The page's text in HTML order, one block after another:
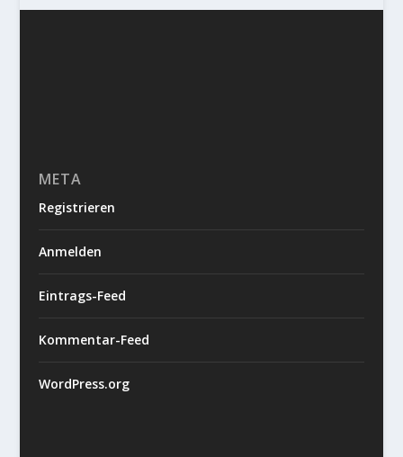
META
Registrieren
Anmelden
Eintrags-Feed
Kommentar-Feed
WordPress.org